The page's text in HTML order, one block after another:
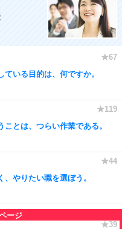
いる目的は、何ですか。
ことは、つらい作業である。
やりたい職を選ぼう。